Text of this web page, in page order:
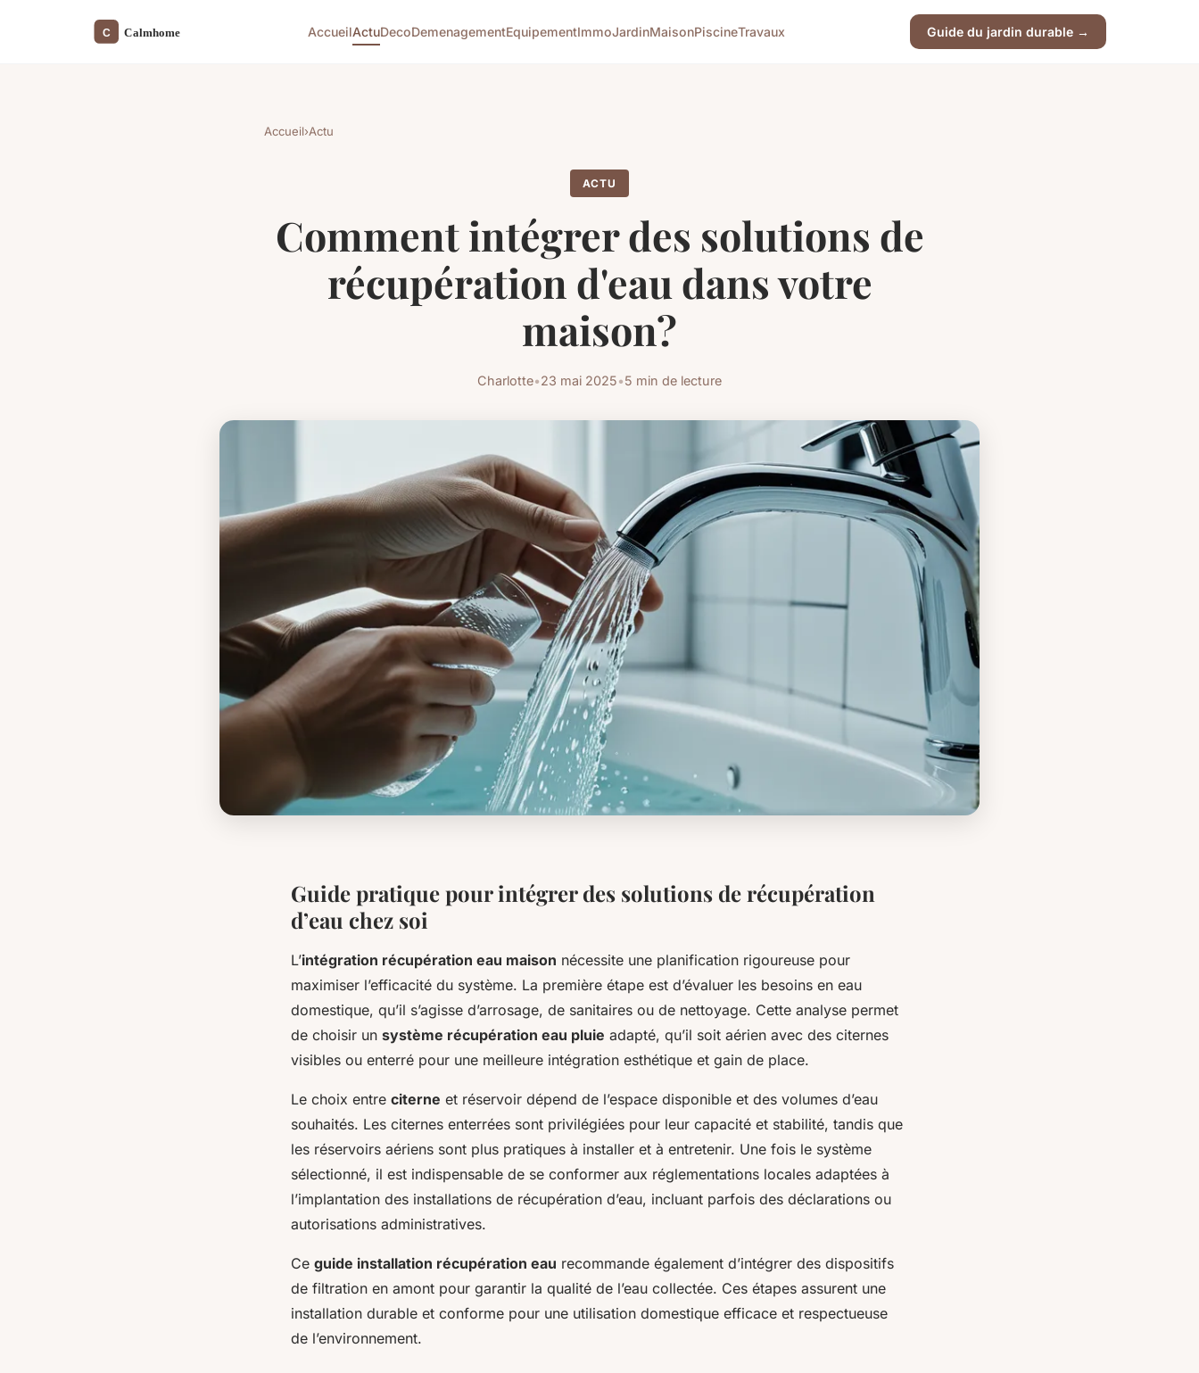
AccueilActuDecoDemenagementEquipementImmoJardinMaisonPiscineTravaux Guide du jardin durable →
Accueil›Actu
ACTU
Comment intégrer des solutions de
récupération d'eau dans votre
maison?
Charlotte•23 mai 2025•5 min de lecture
Guide pratique pour intégrer des solutions de récupération
d’eau chez soi
L’intégration récupération eau maison nécessite une planification rigoureuse pour
maximiser l’efficacité du système. La première étape est d’évaluer les besoins en eau
domestique, qu’il s’agisse d’arrosage, de sanitaires ou de nettoyage. Cette analyse permet
de choisir un système récupération eau pluie adapté, qu’il soit aérien avec des citernes
visibles ou enterré pour une meilleure intégration esthétique et gain de place.
Le choix entre citerne et réservoir dépend de l’espace disponible et des volumes d’eau
souhaités. Les citernes enterrées sont privilégiées pour leur capacité et stabilité, tandis que
les réservoirs aériens sont plus pratiques à installer et à entretenir. Une fois le système
sélectionné, il est indispensable de se conformer aux réglementations locales adaptées à
l’implantation des installations de récupération d’eau, incluant parfois des déclarations ou
autorisations administratives.
Ce guide installation récupération eau recommande également d’intégrer des dispositifs
de filtration en amont pour garantir la qualité de l’eau collectée. Ces étapes assurent une
installation durable et conforme pour une utilisation domestique efficace et respectueuse
de l’environnement.